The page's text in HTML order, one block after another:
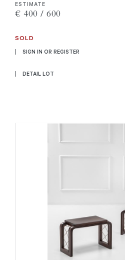
ESTIMATE
€ 400 / 600
SOLD
SIGN IN OR REGISTER
DETAIL LOT